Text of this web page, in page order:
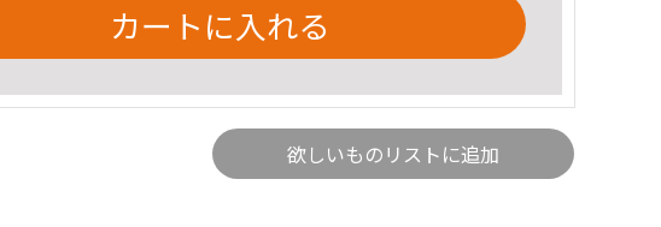
カートに入れる
欲しいものリストに追加